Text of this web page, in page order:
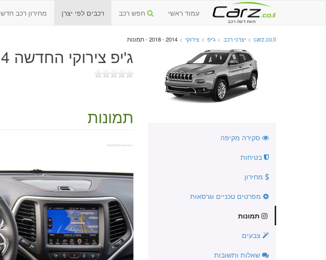
חוות דעת רכב
עמוד ראשי חפש רכב רכבים לפי יצרן מחירון רכב חדש
carz.co.il
> יצרני רכב > ג'יפ > צירוקי > 2014 - 2018 - תמונות
ג'יפ צירוקי החדשה 2014 - 2018
סקירה מקיפה
בטיחות
מחירון
מפרטים טכניים וגרסאות
תמונות
צבעים
שאלות ותשובות
תמונות